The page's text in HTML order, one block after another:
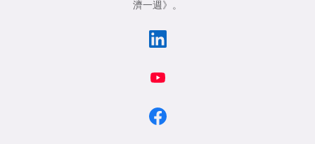
濟一週》
。